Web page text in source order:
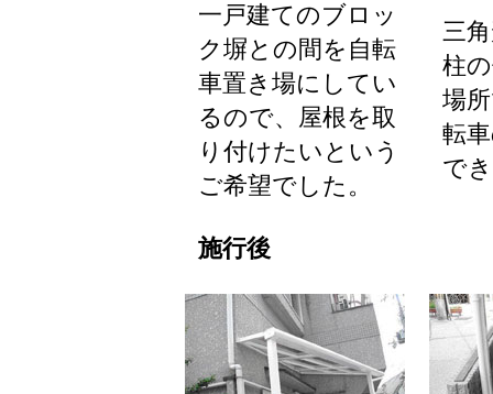
一戸建てのブロッ
ク塀との間を自転
車置き場にしてい
るので、屋根を取
り付けたいという
ご希望でした。
三
柱
場
転
で
施行後